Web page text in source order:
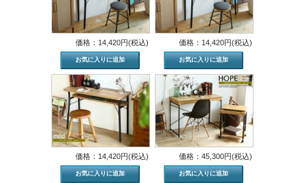
価格：14,420円(税込) 価格：14,420円(税込)
価格：14,420円(税込) 価格：45,300円(税込)